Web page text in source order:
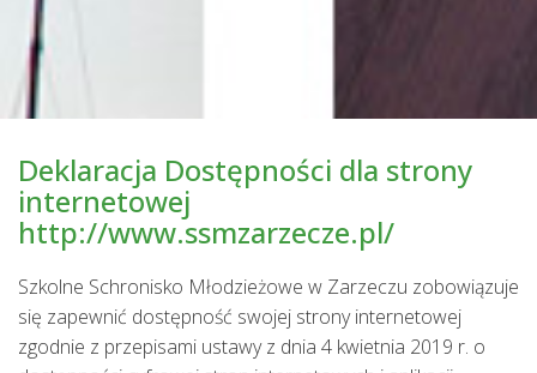
Deklaracja Dostępności dla strony
internetowej
http://www.ssmzarzecze.pl/
Szkolne Schronisko Młodzieżowe w Zarzeczu zobowiązuje
się zapewnić dostępność swojej strony internetowej
zgodnie z przepisami ustawy z dnia 4 kwietnia 2019 r. o